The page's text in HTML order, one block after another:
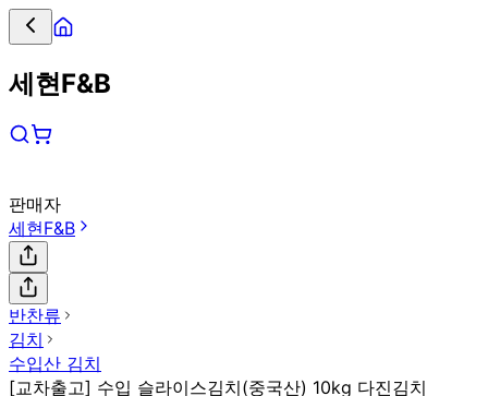
세현F&B
판매자
세현F&B
반찬류
김치
수입산 김치
[교차출고] 수입 슬라이스김치(중국산) 10kg 다진김치